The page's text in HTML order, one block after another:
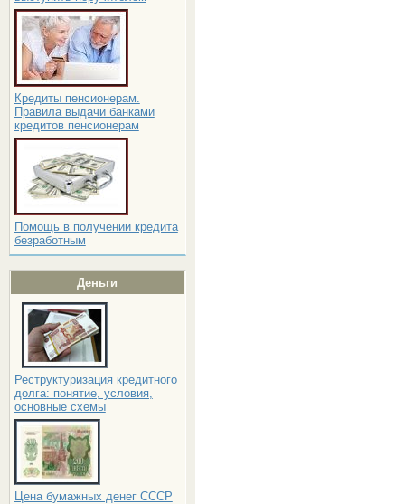
Кредиты пенсионерам.
Правила выдачи банками
кредитов пенсионерам
Помощь в получении кредита
безработным
Деньги
Реструктуризация кредитного
долга: понятие, условия,
основные схемы
Цена бумажных денег СССР